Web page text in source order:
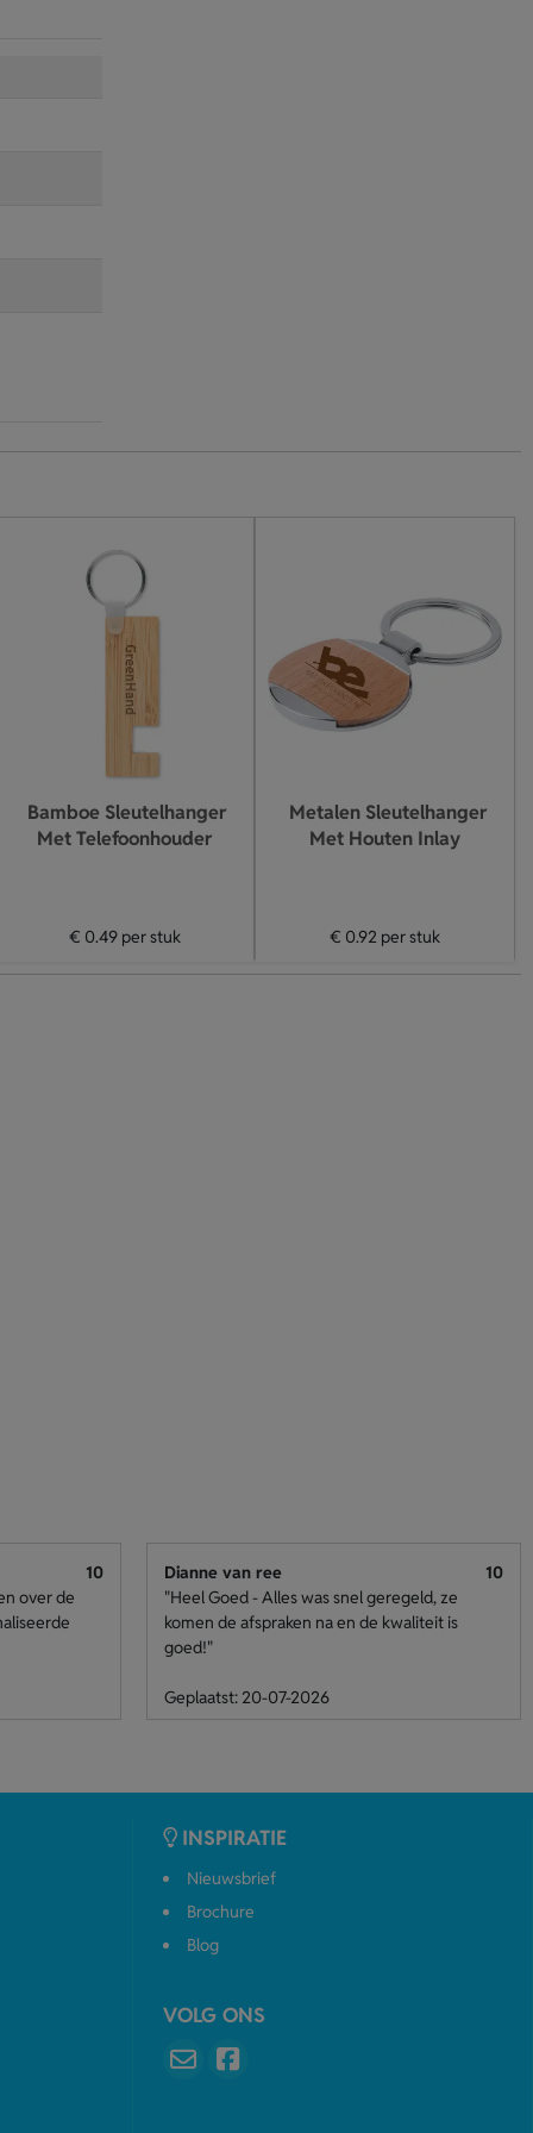
Bamboe Sleutelhanger
Met Telefoonhouder
€ 0.49per stuk
Metalen Sleutelhanger
Met Houten Inlay
€ 0.92 per stuk
10
over de
Dianne van ree
10
"Heel Goed - Alles was snel geregeld, ze
komen de afspraken na en de kwaliteit is
goed!"
Geplaatst: 20-07-2026
INSPIRATIE
Nieuwsbrief
Brochure
Blog
VOLG ONS